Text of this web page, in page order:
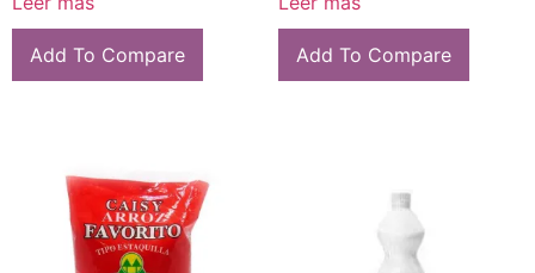
Add To Compare Add To Compare